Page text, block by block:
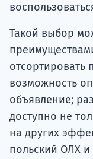
Такой выбор
отсортировать
возможность
объявление;
доступно не
на других
польский ОЛХ